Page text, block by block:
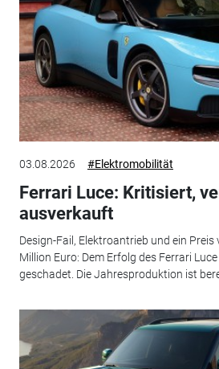
03.08.2026 #Elektromobilität
Ferrari Luce: Kritisiert,
ausverkauft
Design-Fail, Elektroantrieb und ein Preis
Million Euro: Dem Erfolg des Ferrari
geschadet. Die Jahresproduktion ist